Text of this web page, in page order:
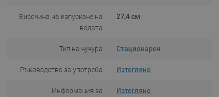
Височина на изпускане на
водата
27,4 см
Тип на чучура Стационарен
Ръководство за употреба Изтегляне
Информация за
Изтегляне